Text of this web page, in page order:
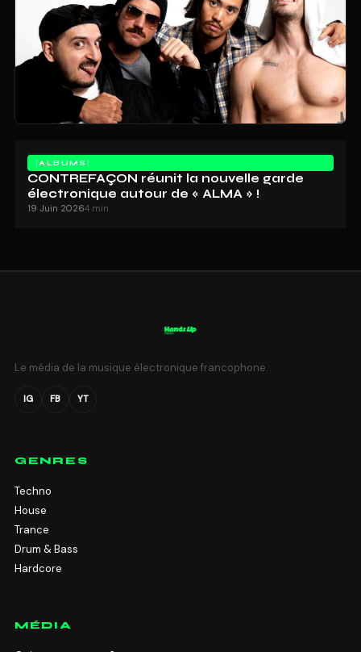
ALBUMS
CONTREFAÇON réunit la nouvelle garde
électronique autour de « ALMA » !
19 Juin 20264 min
Le média de la musique électronique francophone.
IG FB YT
GENRES
Techno
House
Trance
Drum & Bass
Hardcore
MÉDIA